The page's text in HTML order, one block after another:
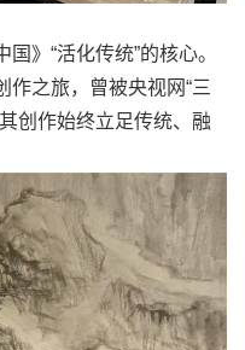
》“活化传统”的核心。
作之旅，曾被央视网“三
创作始终立足传统、融